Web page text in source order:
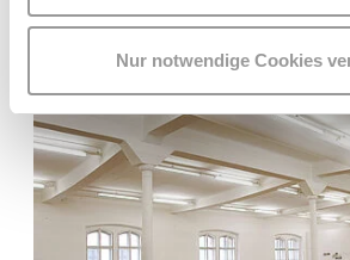
Nur notwendige Cookies